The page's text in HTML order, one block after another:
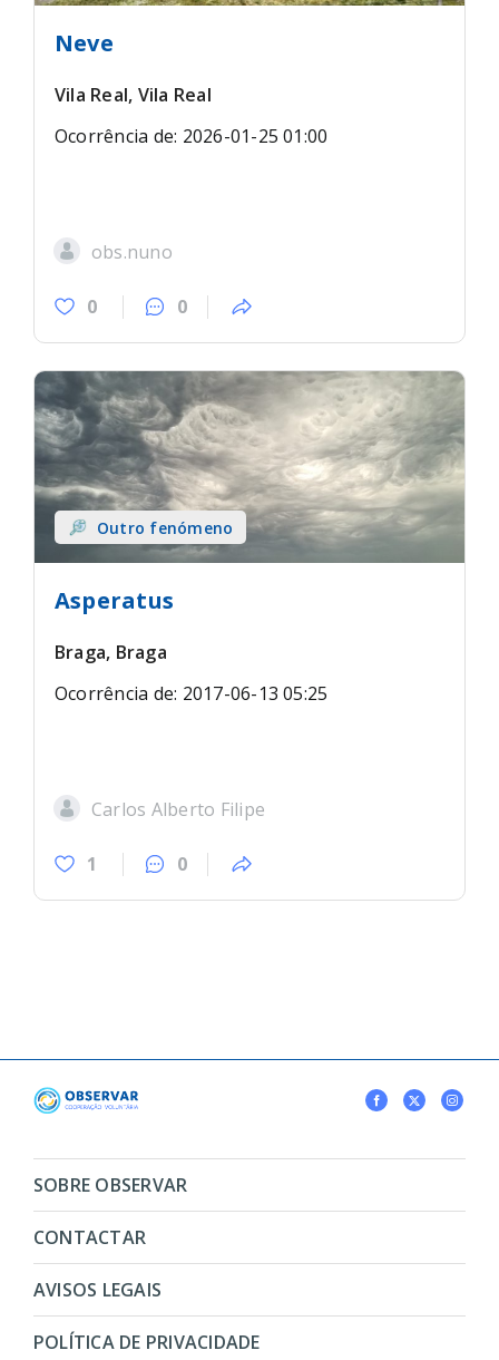
Neve
Vila Real, Vila Real
Ocorrência de: 2026-01-25 01:00
obs.nuno
0 0
Outro fenómeno
Asperatus
Braga, Braga
Ocorrência de: 2017-06-13 05:25
Carlos Alberto Filipe
1 0
SOBRE OBSERVAR
CONTACTAR
AVISOS LEGAIS
POLÍTICA DE PRIVACIDADE